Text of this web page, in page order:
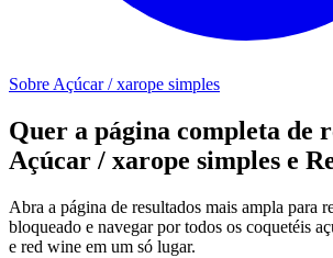
Sobre Açúcar / xarope simples
Quer a página completa de
Açúcar / xarope simples e
Abra a página de resultados mais ampla para
bloqueado e navegar por todos os coquetéis
e red wine em um só lugar.